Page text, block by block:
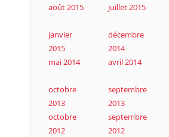
août 2015
juillet 2015
janvier
2015
décembre
2014
mai 2014
avril 2014
octobre
2013
septembre
2013
octobre
2012
septembre
2012